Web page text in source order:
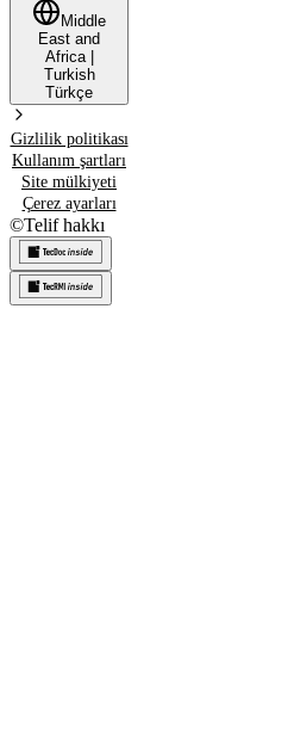
Middle
East and
Africa|
Turkish
Türkçe
Gizlilik politikası
Kullanım şartları
Site mülkiyeti
Çerez ayarları
©Telif hakkı